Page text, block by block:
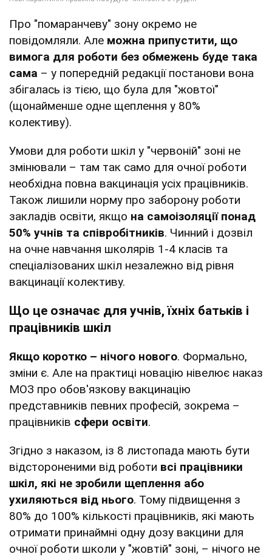
Про "помаранчеву" зону окремо не
повідомляли. Але можна припустити, що
вимога для роботи без обмежень буде така
сама – у попередній редакції постанови вона
збігалась із тією, що була для "жовтої"
(щонайменше одне щеплення у 80%
колективу).
Умови для роботи шкіл у "червоній" зоні не
змінювали – там так само для очної роботи
необхідна повна вакцинація усіх працівників.
Також лишили норму про заборону роботи
закладів освіти, якщо на самоізоляції понад
50% учнів та співробітників. Чинний і дозвіл
на очне навчання школярів 1-4 класів та
спеціалізованих шкіл незалежно від рівня
вакцинації колективу.
Що це означає для учнів, їхніх батьків і
працівників шкіл
Якщо коротко – нічого нового. Формально,
зміни є. Але на практиці новацію нівелює наказ
МОЗ про обов'язкову вакцинацію
представників певних професій, зокрема –
працівників сфери освіти.
Згідно з наказом, із 8 листопада мають бути
відстороненими від роботи всі працівники
шкіл, які не зробили щеплення або
ухиляються від нього. Тому підвищення з
80% до 100% кількості працівників, які мають
отримати принаймні одну дозу вакцини для
очної роботи школи у "жовтій" зоні, – нічого не